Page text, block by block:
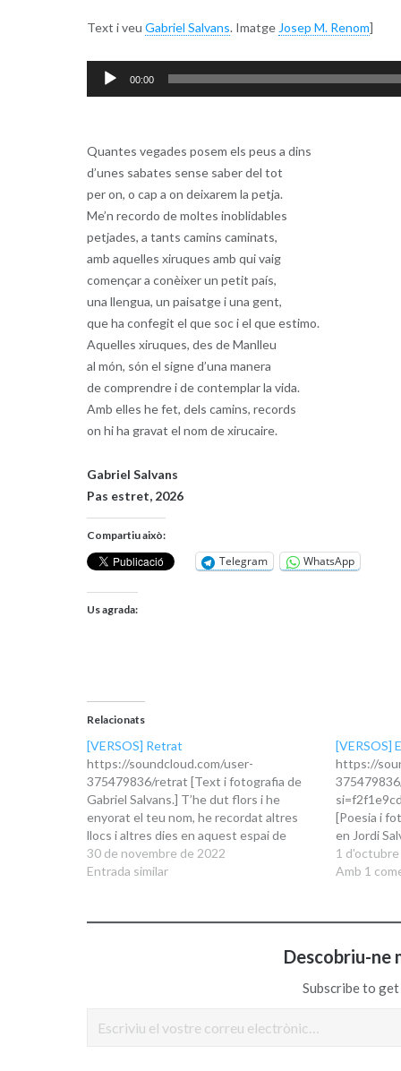
Text i veu Gabriel Salvans. Imatge Josep M. Renom]
Reproductor
00:00
Quantes vegades posem els peus a dins
d’unes sabates sense saber del tot
per on, o cap a on deixarem la petja.
Me’n recordo de moltes inoblidables
petjades, a tants camins caminats,
amb aquelles xiruques amb qui vaig
començar a conèixer un petit país,
una llengua, un paisatge i una gent,
que ha confegit el que soc i el que estimo.
Aquelles xiruques, des de Manlleu
al món, són el signe d’una manera
de comprendre i de contemplar la vida.
Amb elles he fet, dels camins, records
on hi ha gravat el nom de xirucaire.
Gabriel Salvans
Pas estret, 2026
Compartiu això:
Telegram WhatsApp
Us agrada:
Relacionats
[VERSOS] Retrat
https://soundcloud.com/user-
375479836/retrat [Text i fotografia de
Gabriel Salvans.] T’he dut flors i he
enyorat el teu nom, he recordat altres
llocs i altres dies en aquest espai de
silenci i tendresa on la terra t’acull sota el
blau cel infinit, on la soledat respira. T’he
30 de novembre de 2022
Entrada similar
[VERSOS]
https://
[Poesia i
en Jordi
podrem
constatar-
llunes
1
Amb 1
Descobriu-ne
Subscribe to